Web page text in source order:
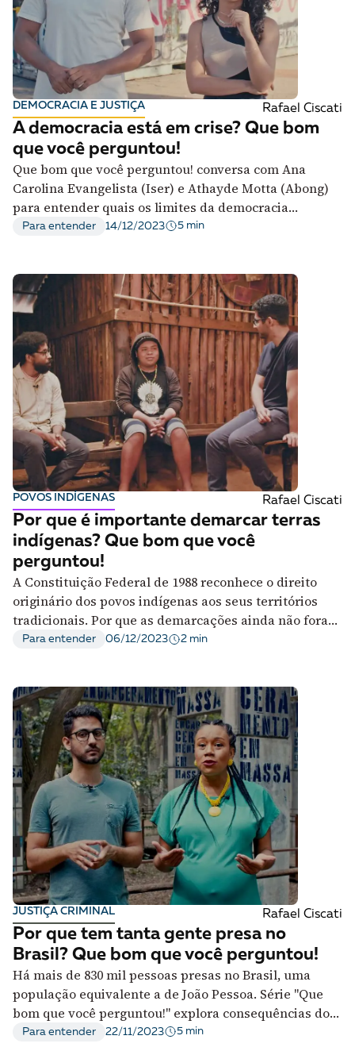
DEMOCRACIA E JUSTIÇA Rafael Ciscati
A democracia está em crise? Que bom
que você perguntou!
Que bom que você perguntou! conversa com Ana
Carolina Evangelista (Iser) e Athayde Motta (Abong)
para entender quais os limites da democracia
brasileira, e como ampliá-los
Para entender 14/12/2023 5 min
POVOS INDÍGENAS Rafael Ciscati
Por que é importante demarcar terras
indígenas? Que bom que você
perguntou!
A Constituição Federal de 1988 reconhece o direito
originário dos povos indígenas aos seus territórios
tradicionais. Por que as demarcações ainda não foram
concluídas?
Para entender 06/12/2023 2 min
JUSTIÇA CRIMINAL Rafael Ciscati
Por que tem tanta gente presa no
Brasil? Que bom que você perguntou!
Há mais de 830 mil pessoas presas no Brasil, uma
população equivalente a de João Pessoa. Série "Que
bom que você perguntou!" explora consequências do
encarceramento em massa
Para entender 22/11/2023 5 min